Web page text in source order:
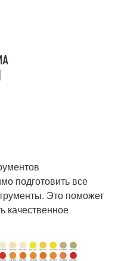
подготовить все
Это поможет
качественное